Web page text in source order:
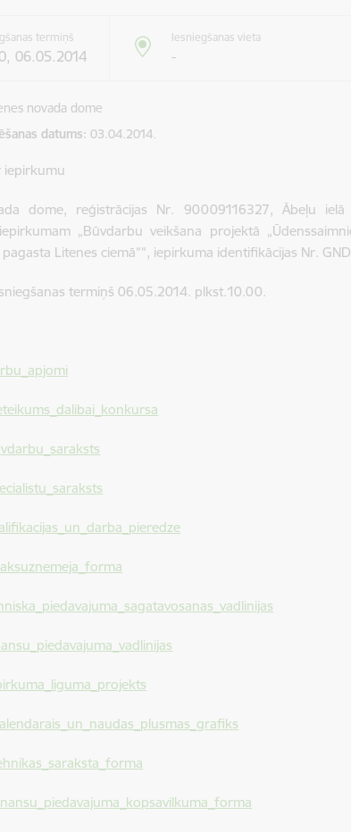
termiņš
06.05.2014
Iesniegšanas vieta
-
novada dome
datums 03.04.2014.
iepirkumu
dome, reģistrācijas Nr. 90009116327, Ābeļu
„Būvdarbu veikšana projektā
Litenes ciemā”", iepirkuma identifikācijas Nr.
termiņš 06.05.2014. plkst.10.00.